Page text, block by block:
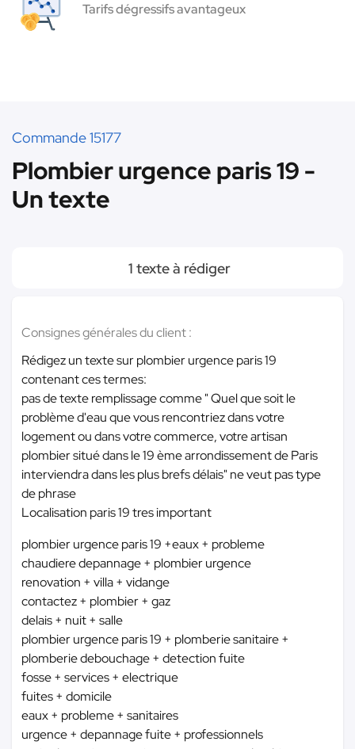
Tarifs dégressifs avantageux
Commande 15177
Plombier urgence paris 19 -
Un texte
1 texte à rédiger
Consignes générales du client :
Rédigez un texte sur plombier urgence paris 19
contenant ces termes:
pas de texte remplissage comme " Quel que soit le
problème d'eau que vous rencontriez dans votre
logement ou dans votre commerce, votre artisan
plombier situé dans le 19 ème arrondissement de Paris
interviendra dans les plus brefs délais" ne veut pas type
de phrase
Localisation paris 19 tres important
plombier urgence paris 19 +eaux + probleme
chaudiere depannage + plombier urgence
renovation + villa + vidange
contactez + plombier + gaz
delais + nuit + salle
plombier urgence paris 19 + plomberie sanitaire +
plomberie debouchage + detection fuite
fosse + services + electrique
fuites + domicile
eaux + probleme + sanitaires
urgence + depannage fuite + professionnels